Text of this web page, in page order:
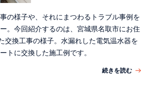
の様子や、それにまつわるトラブル事例を
。今回紹介するのは、宮城県名取市にお住
交換工事の様子。水漏れした電気温水器を
トに交換した施工例です。
続きを読む